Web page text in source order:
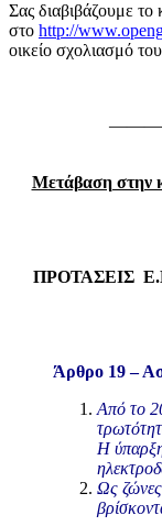
Σας διαβιβάζουμε το
στο http://
οικείο σχολιασμό
Μετάβαση στην
ΠΡΟΤΑΣΕΙΣ
Άρθρο 19 –
Από το
Η
Ως